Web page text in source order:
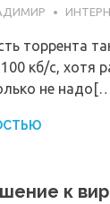
торрента
кб/с, хотя
не
к